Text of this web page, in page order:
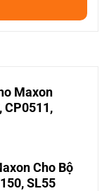
Maxon
CP0511,
Cho Bộ
SL55